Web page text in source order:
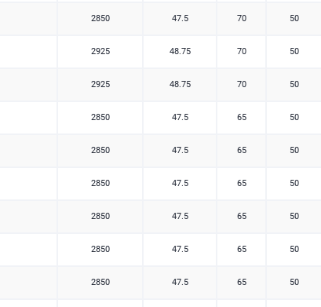
2850 47.5 70 50
2925 48.75 70 50
2925 48.75 70 50
2850 47.5 65 50
2850 47.5 65 50
2850 47.5 65 50
2850 47.5 65 50
2850 47.5 65 50
2850 47.5 65 50